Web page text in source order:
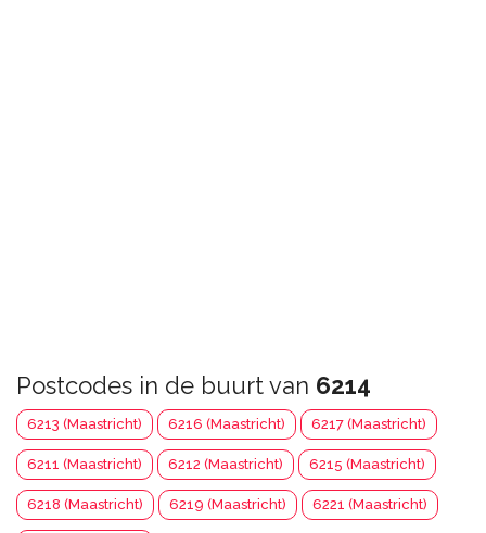
Postcodes in de buurt van 6214
6213 (Maastricht) 6216 (Maastricht) 6217 (Maastricht)
6211 (Maastricht) 6212 (Maastricht) 6215 (Maastricht)
6218 (Maastricht) 6219 (Maastricht) 6221 (Maastricht)